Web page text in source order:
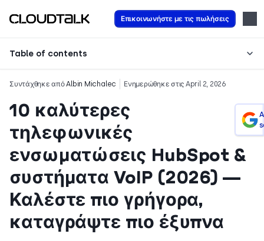
Επικοινωνήστε με τις πωλήσεις
Table of contents
Συντάχθηκε απόAlbin Michalec Ενημερώθηκε στις April 2, 2026
10 καλύτερες
τηλεφωνικές
ενσωματώσεις HubSpot &
συστήματα VoIP (2026) —
Καλέστε πιο γρήγορα,
καταγράψτε πιο έξυπνα